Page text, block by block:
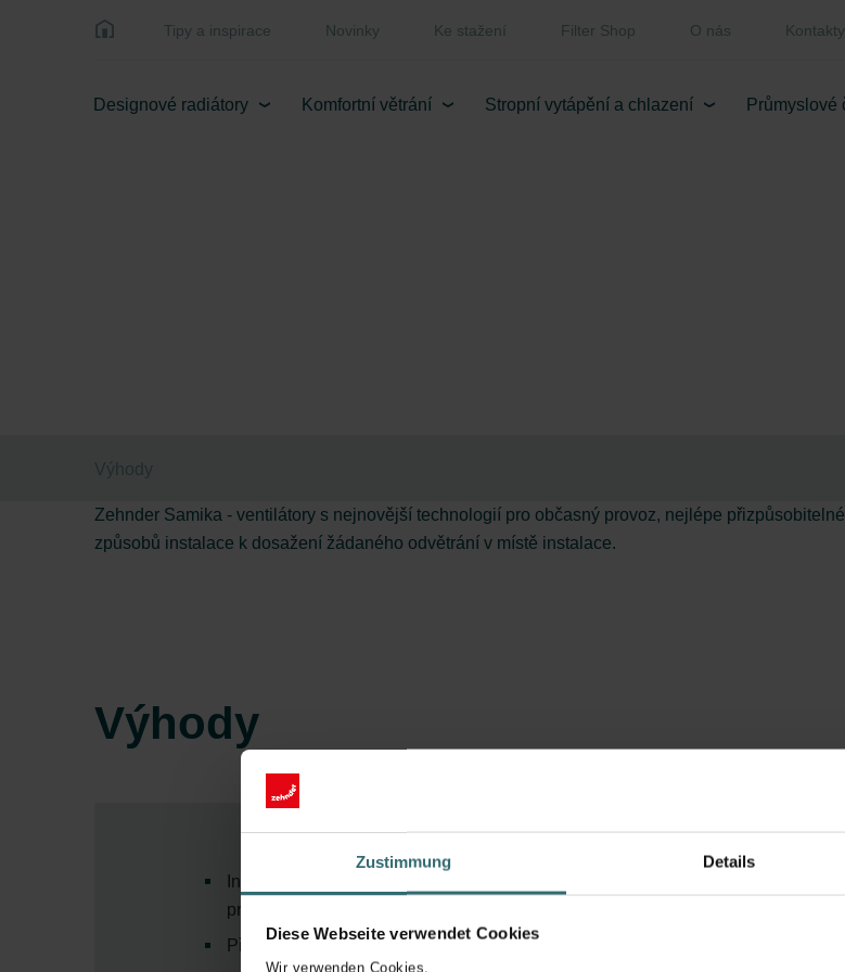
Zustimmung Details
Diese Webseite verwendet Cookies
Wir verwenden Cookies,
Tipy a inspirace Novinky Ke stažení Filter Shop O nás Kontakty
Designové radiátory Komfortní větrání Stropní vytápění a chlazení Průmyslové
Výhody
Zehnder Samika - ventilátory s nejnovější technologií pro občasný provoz, nejlépe
způsobů instalace k dosažení žádaného odvětrání v místě instalace.
Výhody
Inteligentní technologie “SMART” - monitoruje okolní prostředí a zaručuje, že
provozní náklady
Přizpůsobitelnost velikosti prostoru – možnost volby ze 6 rychlostí se snadným